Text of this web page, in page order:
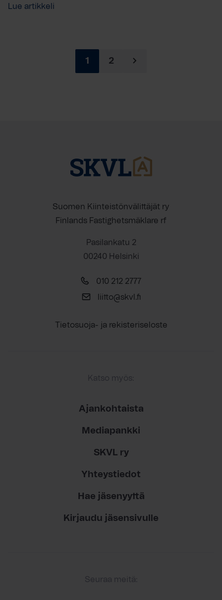
Lue artikkeli
1 2
Suomen Kiinteistönvälittäjät ry
Finlands Fastighetsmäklare rf
Pasilankatu 2
00240 Helsinki
010 212 2777
liitto@skvl.fi
Tietosuoja- ja rekisteriseloste
Katso myös:
Ajankohtaista
Mediapankki
SKVL ry
Yhteystiedot
Hae jäsenyyttä
Kirjaudu jäsensivulle
Seuraa meitä: